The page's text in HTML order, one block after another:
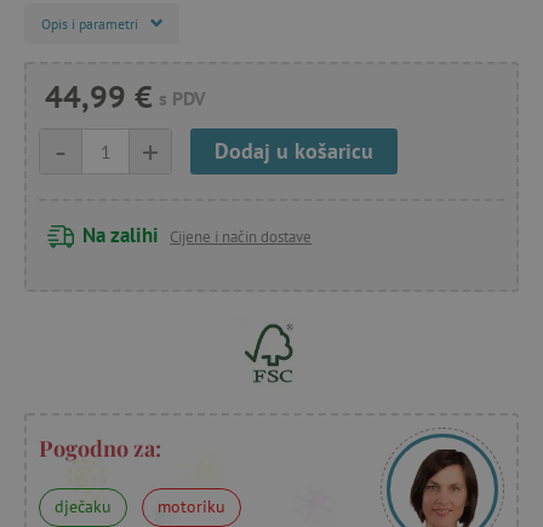
Opis i parametri
44,99 € s PDV
+
- Dodaj u košaricu
Na zalihi Cijene i način dostave
Pogodno za:
dječaku motoriku